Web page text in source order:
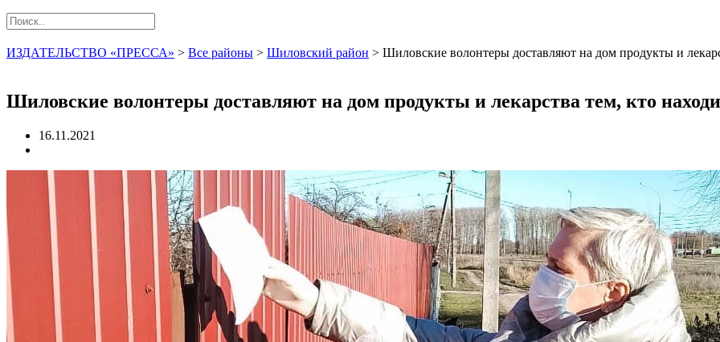
ИЗДАТЕЛЬСТВО «ПРЕССА» > Все районы > Шиловский район > Шиловские волонтеры доставляют на дом продукты и
Шиловские волонтеры доставляют на дом продукты и лекарства тем, кто
16.11.2021